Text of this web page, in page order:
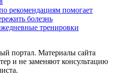
рекомендациям помогает
болезнь
тренировки
портал. Материалы сайта
и не заменяют консультацию